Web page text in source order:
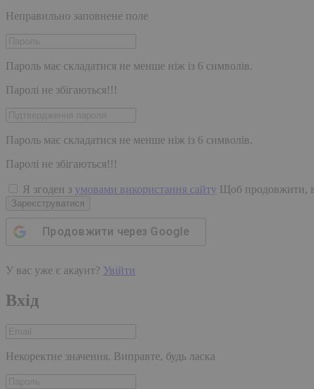
Неправильно заповнене поле
Пароль має складатися не менше ніж із 6 символів.
Паролі не збігаються!!!
Пароль має складатися не менше ніж із 6 символів.
Паролі не збігаються!!!
Я згоден з умовами використання сайту Щоб продовжити,
Зареєструватися
Продовжити через Google
У вас уже є акаунт? Увійти
Вхід
Некоректне значення. Виправте, будь ласка